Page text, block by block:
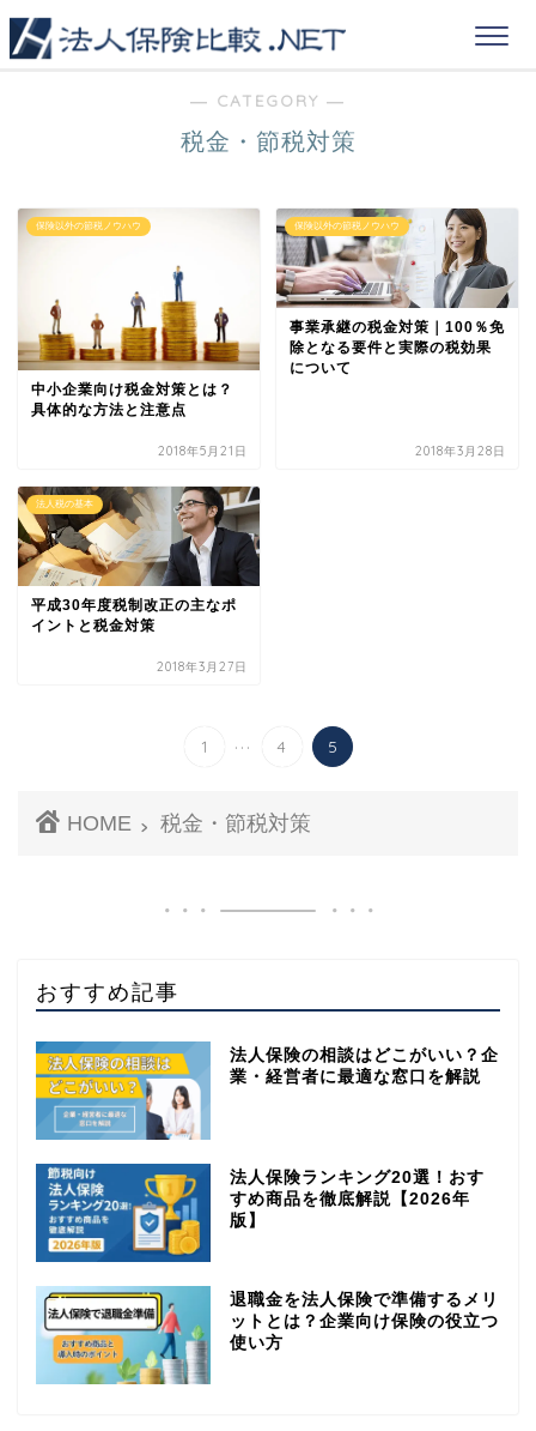
― CATEGORY ―
税金・節税対策
保険以外の節税ノウハウ
中小企業向け税金対策とは？
具体的な方法と注意点
2018年5月21日
保険以外の節税ノウハウ
事業承継の税金対策｜100％免
除となる要件と実際の税効果
について
2018年3月28日
法人税の基本
平成30年度税制改正の主なポ
イントと税金対策
2018年3月27日
1 ... 4 5
HOME 税金・節税対策
おすすめ記事
法人保険の相談はどこがいい？企
業・経営者に最適な窓口を解説
法人保険ランキング20選！おす
すめ商品を徹底解説【2026年
版】
退職金を法人保険で準備するメリ
ットとは？企業向け保険の役立つ
使い方